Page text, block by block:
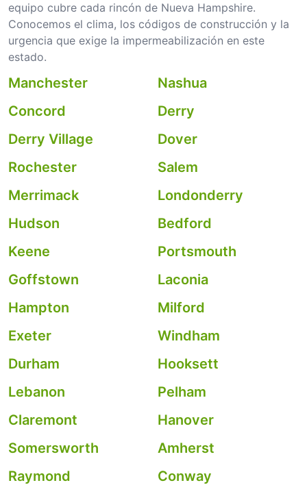
equipo cubre cada rincón de Nueva Hampshire.
Conocemos el clima, los códigos de construcción y la
urgencia que exige la impermeabilización en este
estado.
Manchester
Nashua
Concord
Derry
Derry Village
Dover
Rochester
Salem
Merrimack
Londonderry
Hudson
Bedford
Keene
Portsmouth
Goffstown
Laconia
Hampton
Milford
Exeter
Windham
Durham
Hooksett
Lebanon
Pelham
Claremont
Hanover
Somersworth
Amherst
Raymond
Conway